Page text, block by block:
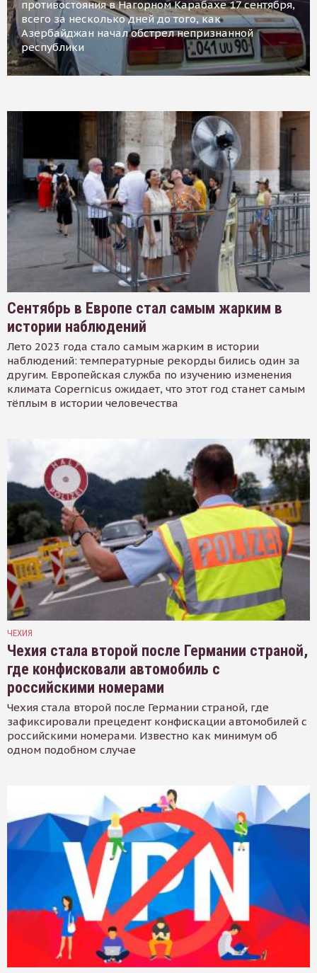
противостояния в Нагорном Карабахе 17 сентября,
всего за несколько дней до того, как
Азербайджан начал обстрел непризнанной
республики
Сентябрь в Европе стал самым жарким в
истории наблюдений
Лето 2023 года стало самым жарким в истории
наблюдений: температурные рекорды бились один за
другим. Европейская служба по изучению изменения
климата Copernicus ожидает, что этот год станет самым
тёплым в истории человечества
ЧЕХИЯ
Чехия стала второй после Германии страной,
где конфисковали автомобиль с
российскими номерами
Чехия стала второй после Германии страной, где
зафиксировали прецедент конфискации автомобилей с
российскими номерами. Известно как минимум об
одном подобном случае